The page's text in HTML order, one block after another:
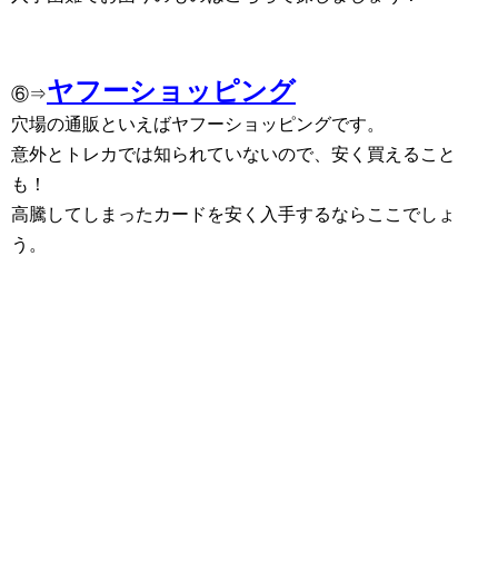
⑥⇒ヤフーショッピング
穴場の通販といえばヤフーショッピングです。
意外とトレカでは知られていないので、安く買えること
も！
高騰してしまったカードを安く入手するならここでしょ
う。